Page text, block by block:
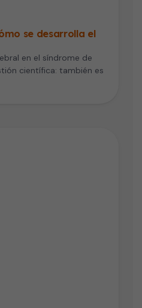
se desarrolla el
en el síndrome de
científica: también es